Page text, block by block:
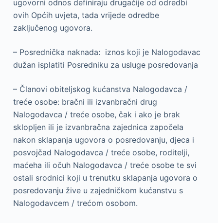
ugovorni odnos definiraju drugačije od odredbi
ovih Općih uvjeta, tada vrijede odredbe
zaključenog ugovora.
– Posrednička naknada: iznos koji je Nalogodavac
dužan isplatiti Posredniku za usluge posredovanja
– Članovi obiteljskog kućanstva Nalogodavca /
treće osobe: bračni ili izvanbračni drug
Nalogodavca / treće osobe, čak i ako je brak
sklopljen ili je izvanbračna zajednica započela
nakon sklapanja ugovora o posredovanju, djeca i
posvojčad Nalogodavca / treće osobe, roditelji,
maćeha ili očuh Nalogodavca / treće osobe te svi
ostali srodnici koji u trenutku sklapanja ugovora o
posredovanju žive u zajedničkom kućanstvu s
Nalogodavcem / trećom osobom.